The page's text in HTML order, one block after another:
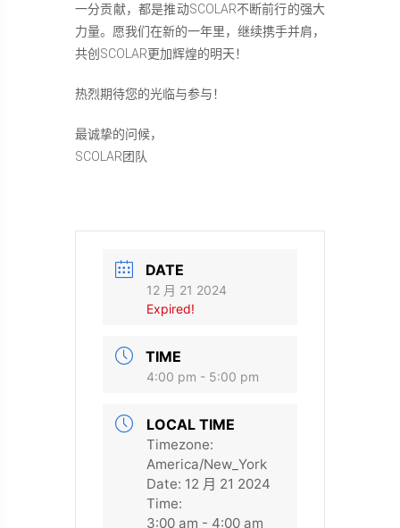
一分贡献，都是推动SCOLAR不断前行的强大
力量。愿我们在新的一年里，继续携手并肩，
共创SCOLAR更加辉煌的明天！
热烈期待您的光临与参与！
最诚挚的问候，
SCOLAR团队
DATE
12 月 21 2024
Expired!
TIME
4:00 pm - 5:00 pm
LOCAL TIME
Timezone:
America/New_York
Date: 12 月 21 2024
Time:
3:00 am - 4:00 am